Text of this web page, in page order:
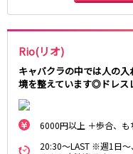
Rio(リオ)
キャバクラの中では人の
境を整えています◎ドレス
6000円以上 ＋歩合、
20:30～LAST ※週1日
該当求人 0件
川口駅
品川駅
西川口駅
大森駅
都営浅草線